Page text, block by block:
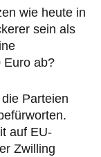
wie heute in
sein als
Euro ab?
Parteien
auf EU-
Zwilling